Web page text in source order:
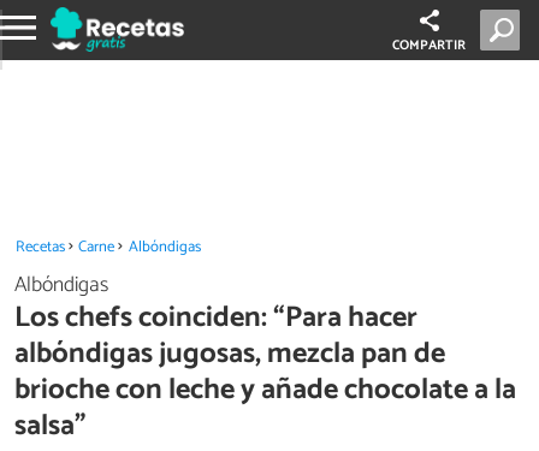
COMPARTIR
Recetas Carne Albóndigas
Albóndigas
Los chefs coinciden: “Para hacer
albóndigas jugosas, mezcla pan de
brioche con leche y añade chocolate a la
salsa”